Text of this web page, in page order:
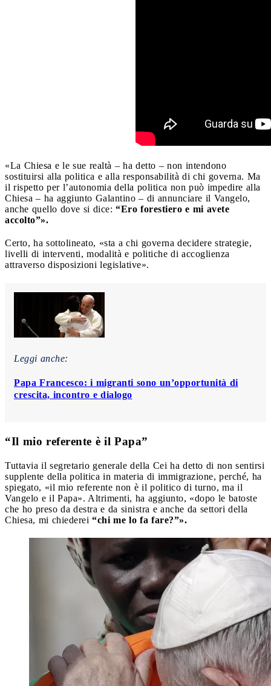
«La Chiesa e le sue realtà – ha detto – non intendono
sostituirsi alla politica e alla responsabilità di chi governa. Ma
il rispetto per l’autonomia della politica non può impedire alla
Chiesa – ha aggiunto Galantino – di annunciare il Vangelo,
anche quello dove si dice: “Ero forestiero e mi avete
accolto”».
Certo, ha sottolineato, «sta a chi governa decidere strategie,
livelli di interventi, modalità e politiche di accoglienza
attraverso disposizioni legislative».
Leggi anche:
Papa Francesco: i migranti sono un’opportunità di
crescita, incontro e dialogo
“Il mio referente è il Papa”
Tuttavia il segretario generale della Cei ha detto di non sentirsi
supplente della politica in materia di immigrazione, perché, ha
spiegato, «il mio referente non è il politico di turno, ma il
Vangelo e il Papa». Altrimenti, ha aggiunto, «dopo le batoste
che ho preso da destra e da sinistra e anche da settori della
Chiesa, mi chiederei “chi me lo fa fare?”».